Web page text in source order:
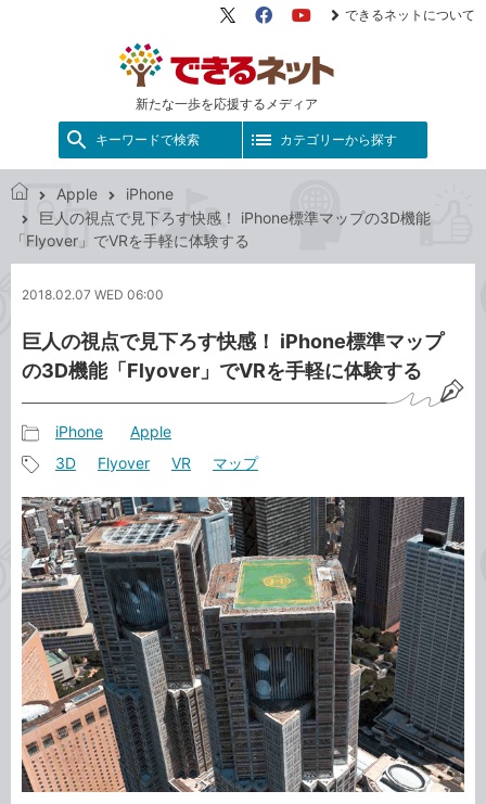
新たな一歩を応援するメディア
X（旧
FacebookYouTube
できるネットについて
キーワードで検索 カテゴリーから探す
で
き
ッ
Apple
iPhone
巨人の視点で見下ろす快感！ iPhone標準マップの3D機能
「Flyover」でVRを手軽に体験する
2018.02.07 WED 06:00
巨人の視点で見下ろす快感！ iPhone標準マップ
の3D機能「Flyover」でVRを手軽に体験する
事
カ
テ
ゴ
リ
iPhone Apple
事
タ
グ
3D Flyover VR マップ